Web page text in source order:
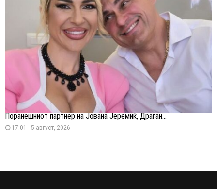
Поранешниот партнер на Јована Јеремиќ, Драган...
17:01 - 5 август, 2026